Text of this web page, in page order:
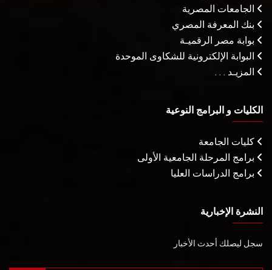
الجامعات المصرية
بنك المعرفة المصري
بوابة مصر الرقميـة
البوابة الإلكترونية للشكاوى الموحدة
المزيـد . . .
الكليات و البرامج النوعية
كليات الجامعة
برامج المرحلة الجامعية الأولى
برامج الدراسات العليا
النشرة الإخبارية
سجل ليصلك أحدث الأخبار